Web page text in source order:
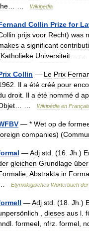
Wikipedia
Collin Prize for
prijs voor Recht) was
a significant
Katholieke Universiteit
Collin — Le Prix
Il a été créé pour
droit Il a été nommé d
Wikipédia en
— * Wet op de
companies) (
—Adj std . (16 Jh .)
gleichen Grundlage über
Abstrakta in
Etymologisches Wörterbuch der
—Adj std . (18 Jh .)
dieses aus l
formeel nfrz formel